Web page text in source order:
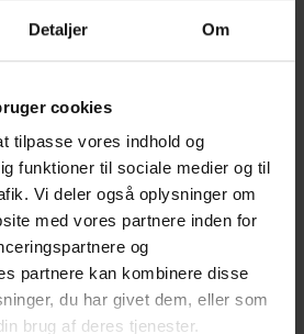
Detaljer Om
cookies
tilpasse vores indhold og
funktioner til sociale medier og til
Vi deler også oplysninger om
med vores partnere inden for
og
partnere kan kombinere disse
du har givet dem, eller som
brug af deres tjenester.
Show larger version